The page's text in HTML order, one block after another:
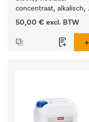
concentraat, alkalisch,
5 l voor het reinigen van
kleurechte bonte was.
50,00 € excl. BTW